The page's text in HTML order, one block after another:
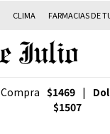
CLIMA FARMACIAS DE
Compra $1469 |
$1507